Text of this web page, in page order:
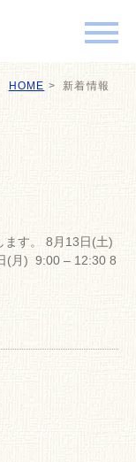
HOME 新着情報
ます。 8月13日(土)
) 9:00 – 12:30 8